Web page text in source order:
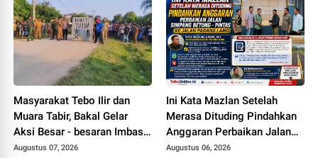
Masyarakat Tebo Ilir dan
Muara Tabir, Bakal Gelar
Aksi Besar - besaran Imbas
Jalan Simpang Betung -
Augustus 07, 2026
Ini Kata Mazlan Setelah
Merasa Dituding Pindahkan
Anggaran Perbaikan Jalan
Simpang Betung - Pintas ke
Augustus 06, 2026